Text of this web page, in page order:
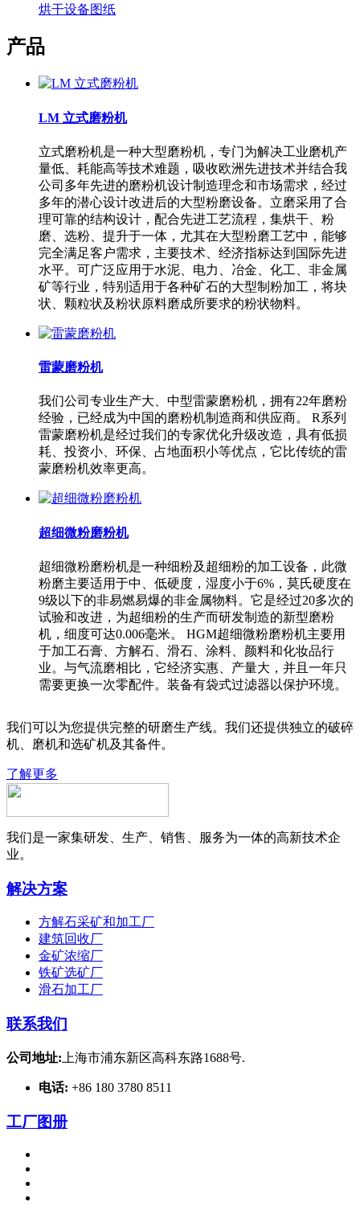
烘干设备图纸
产品
LM 立式磨粉机
立式磨粉机是一种大型磨粉机，专门为解决工业磨机产
量低、耗能高等技术难题，吸收欧洲先进技术并结合我
公司多年先进的磨粉机设计制造理念和市场需求，经过
多年的潜心设计改进后的大型粉磨设备。立磨采用了合
理可靠的结构设计，配合先进工艺流程，集烘干、粉
磨、选粉、提升于一体，尤其在大型粉磨工艺中，能够
完全满足客户需求，主要技术、经济指标达到国际先进
水平。可广泛应用于水泥、电力、冶金、化工、非金属
矿等行业，特别适用于各种矿石的大型制粉加工，将块
状、颗粒状及粉状原料磨成所要求的粉状物料。
雷蒙磨粉机
我们公司专业生产大、中型雷蒙磨粉机，拥有22年磨粉
经验，已经成为中国的磨粉机制造商和供应商。 R系列
雷蒙磨粉机是经过我们的专家优化升级改造，具有低损
耗、投资小、环保、占地面积小等优点，它比传统的雷
蒙磨粉机效率更高。
超细微粉磨粉机
超细微粉磨粉机是一种细粉及超细粉的加工设备，此微
粉磨主要适用于中、低硬度，湿度小于6%，莫氏硬度在
9级以下的非易燃易爆的非金属物料。它是经过20多次的
试验和改进，为超细粉的生产而研发制造的新型磨粉
机，细度可达0.006毫米。 HGM超细微粉磨粉机主要用
于加工石膏、方解石、滑石、涂料、颜料和化妆品行
业。与气流磨相比，它经济实惠、产量大，并且一年只
需要更换一次零配件。装备有袋式过滤器以保护环境。
我们可以为您提供完整的研磨生产线。我们还提供独立的破碎
机、磨机和选矿机及其备件。
了解更多
我们是一家集研发、生产、销售、服务为一体的高新技术企
业。
解决方案
方解石采矿和加工厂
建筑回收厂
金矿浓缩厂
铁矿选矿厂
滑石加工厂
联系我们
公司地址: 上海市浦东新区高科东路1688号.
电话: +86 180 3780 8511
工厂图册